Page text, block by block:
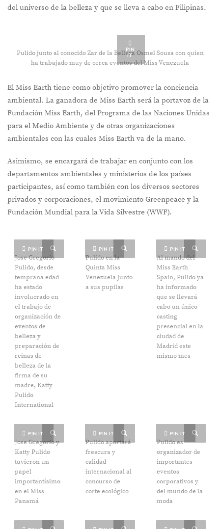
del universo de la belleza y que se lleva a cabo en Filipinas.
PIN
IT
Pulido junto al conocido Zar de la Belleza Osmel Sousa con quien
ha trabajado muy de cerca eventos del Miss Venezuela
El Miss Earth tiene como objetivo promover la conciencia
ambiental. La ganadora de Miss Earth será la portavoz de la
Fundación Miss Earth, del Programa de las Naciones Unidas
para el Medio Ambiente y de otras organizaciones
ambientales con las cuales Miss Earth va de la mano.
Asimismo, se encargará de trabajar en conjunto con los
departamentos ambientales y ministerios de los países
participantes, así como también con los diversos sectores
privados y corporaciones, el movimiento Greenpeace y la
Fundación Mundial para la Vida Silvestre (WWF).
PIN IT
Jose Gregorio
Pulido, desde
temprana edad
ha estado
involucrado en
el trabajo de
organización de
eventos de
belleza y
preparación de
reinas de
belleza de la
firma de su
madre, Katty
Pulido
International
PIN IT
Pulido en la
Quinta Miss
Venezuela junto
a sus pupilas
PIN IT
Al mando del
Miss Earth
Spain, Pulido ya
ha informado
que se llevará
cabo un único
casting
presencial en la
ciudad de
Madrid este
mismo mes
PIN IT
Jose Gregorio y
Katty Pulido
tuvieron un
papel
importantísimo
en el Miss
Panamá
PIN IT
Pulido aportará
frescura y
calidad
internacional al
concurso de
corte ecológico
PIN IT
Pulido es
organizador de
importantes
eventos
corporativos y
del mundo de la
moda